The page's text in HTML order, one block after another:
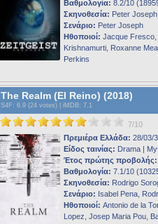
Βαθμολογία: 8.2/10
Σκηνοθεσία: Peter Joseph
Σενάριο: Peter Joseph
Ηθοποιοί: Jacque Fresco,
Krishnamurti, Roxanne
Perkins
The Realm (El Reino) (2018)
S4F : 6.9 (24 votes) | iMDB: 7.1
7/10
Πρεμιέρα Ελλάδα: 28/03/
Είδος ταινίας: Drama |
Έτος πρώτης προβολής:
Βαθμολογία: 7.1/10
Σκηνοθεσία: Rodrigo
Σενάριο: Isabel Pena,
Ηθοποιοί: Antonio de la
Lopez, Josep Maria Pou,